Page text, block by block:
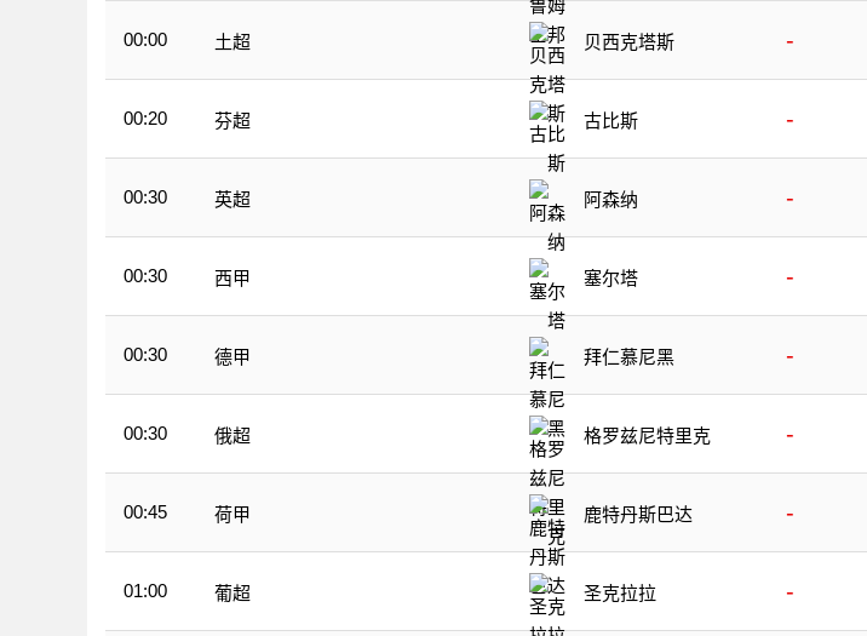
00:00 土超 贝西克塔斯 -
00:20 芬超 古比斯 -
00:30 英超 阿森纳 -
00:30 西甲 塞尔塔 -
00:30 德甲 拜仁慕尼黑 -
00:30 俄超 格罗兹尼特里克 -
00:45 荷甲 鹿特丹斯巴达 -
01:00 葡超 圣克拉拉 -